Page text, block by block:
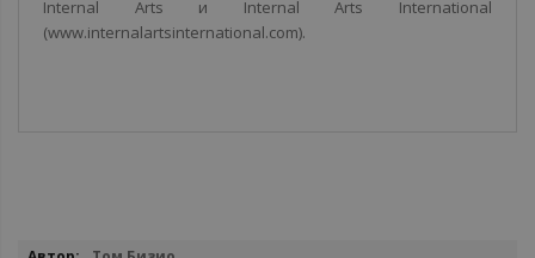
Internal Arts и Internal Arts International
(www.internalartsinternational.com).
Повече